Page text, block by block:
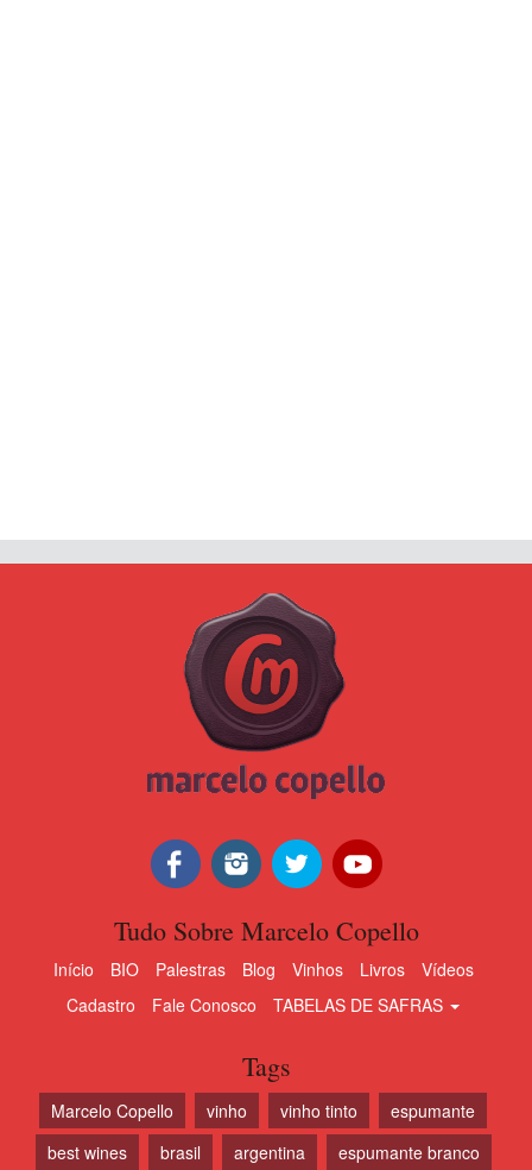
Tudo Sobre Marcelo Copello
Início BIO Palestras Blog Vinhos Livros
Vídeos
Cadastro
Fale Conosco TABELAS DE SAFRAS
Tags
Marcelo Copello vinho vinho tinto
espumante
best wines
brasil argentina espumante branco